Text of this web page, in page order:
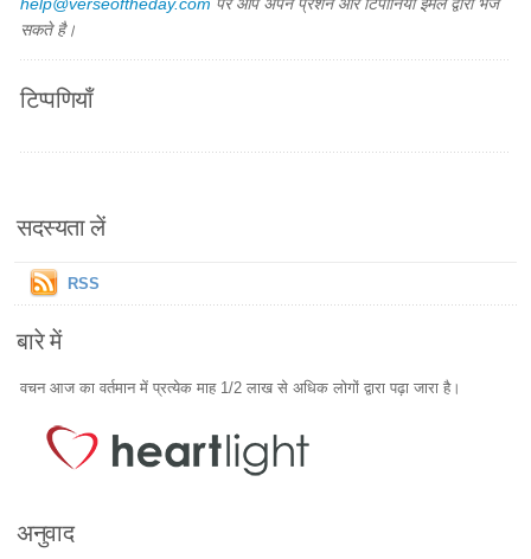
सकते है।
टिप्पणियाँ
सदस्यता लें
RSS
बारे में
वचन आज का वर्तमान में प्रत्येक माह 1/2 लाख से अधिक लोगों द्वारा पढ़ा जारा है।
अनुवाद